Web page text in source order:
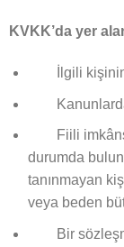
KVKK’da yer
İlgili
Fiili
durumda
tanınmayan
veya beden
Bir